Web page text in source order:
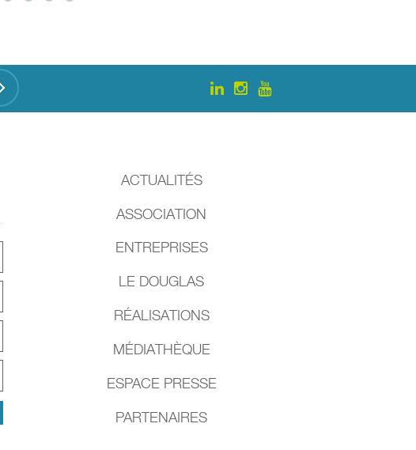
ACTUALITÉS
ASSOCIATION
ENTREPRISES
LE DOUGLAS
RÉALISATIONS
MÉDIATHÈQUE
ESPACE PRESSE
PARTENAIRES